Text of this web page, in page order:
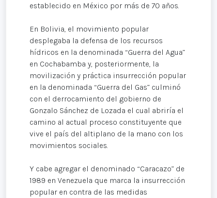
establecido en México por más de 70 años.
En Bolivia, el movimiento popular
desplegaba la defensa de los recursos
hídricos en la denominada “Guerra del Agua”
en Cochabamba y, posteriormente, la
movilización y práctica insurrección popular
en la denominada “Guerra del Gas” culminó
con el derrocamiento del gobierno de
Gonzalo Sánchez de Lozada el cual abriría el
camino al actual proceso constituyente que
vive el país del altiplano de la mano con los
movimientos sociales.
Y cabe agregar el denominado “Caracazo” de
1989 en Venezuela que marca la insurrección
popular en contra de las medidas